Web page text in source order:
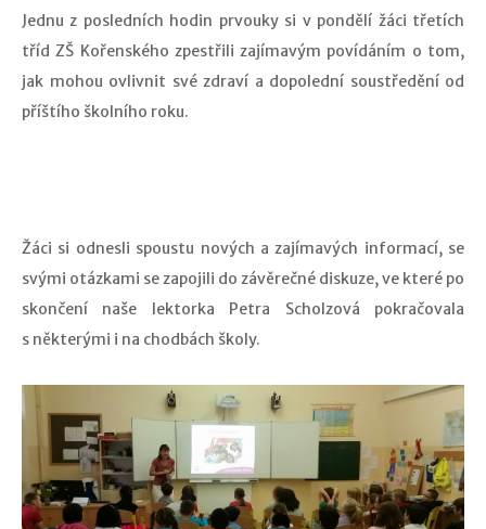
Jednu z posledních hodin prvouky si v pondělí žáci třetích
tříd ZŠ Kořenského zpestřili zajímavým povídáním o tom,
jak mohou ovlivnit své zdraví a dopolední soustředění od
příštího školního roku.
Žáci si odnesli spoustu nových a zajímavých informací, se
svými otázkami se zapojili do závěrečné diskuze, ve které po
skončení naše lektorka Petra Scholzová pokračovala
s některými i na chodbách školy.